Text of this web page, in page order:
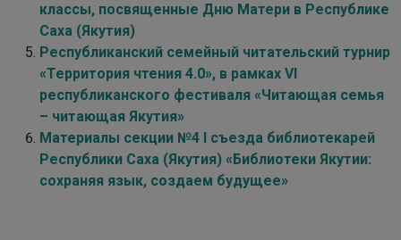
классы, посвященные Дню Матери в Республике
Саха (Якутия)
Республиканский семейный читательский турнир
«Территория чтения 4.0», в рамках VI
республиканского фестиваля «Читающая семья
– читающая Якутия»
Материалы секции №4 I съезда библиотекарей
Республики Саха (Якутия) «Библиотеки Якутии:
сохраняя язык, создаем будущее»